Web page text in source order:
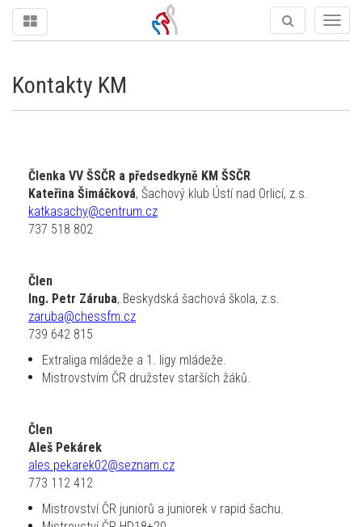
Kontakty KM
Členka VV ŠSČR a předsedkyně KM ŠSČR
Kateřina Šimáčková, Šachový klub Ústí nad Orlicí, z.s.
katkasachy@centrum.cz
737 518 802
Člen
Ing. Petr Záruba, Beskydská šachová škola, z.s.
zaruba@chessfm.cz
739 642 815
Extraliga mládeže a 1. ligy mládeže.
Mistrovstvím ČR družstev starších žáků.
Člen
Aleš Pekárek
ales.pekarek02@seznam.cz
773 112 412
Mistrovství ČR juniorů a juniorek v rapid šachu.